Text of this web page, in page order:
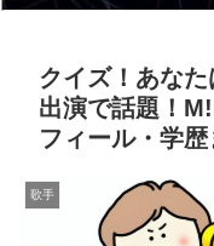
クイズ！あな
出演で話題！
フィール・学
歌手